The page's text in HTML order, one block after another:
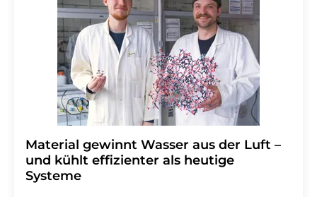
widerrufen. Zudem ist in jeder E-Mail ein Link zur
Abbestellung des entsprechenden Newsletters
enthalten.
Material gewinnt Wasser aus der Luft –
und kühlt effizienter als heutige
Systeme